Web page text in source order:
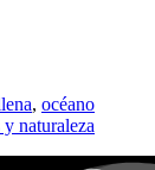
, océano
naturaleza